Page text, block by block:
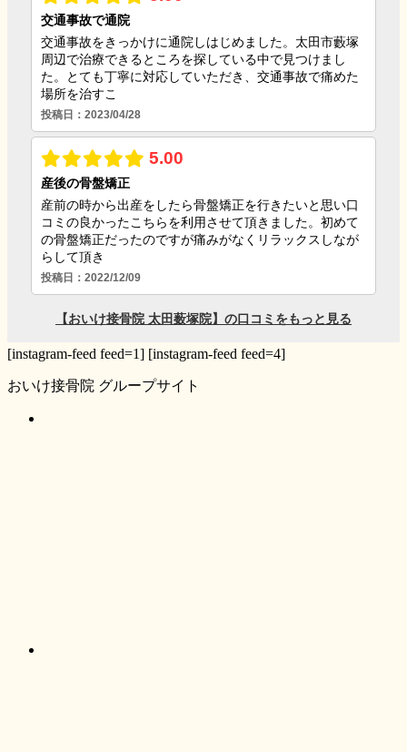
[instagram-feed feed=1] [instagram-feed feed=4]
おいけ接骨院 グループサイト